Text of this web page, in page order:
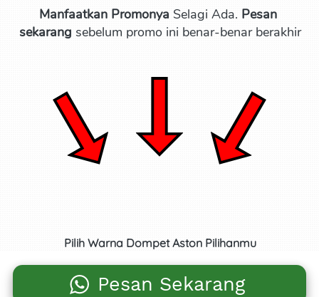
Manfaatkan Promonya Selagi Ada. Pesan
sekarang sebelum promo ini benar-benar berakhir
Pilih Warna Dompet Aston Pilihanmu
` Pesan Sekarang